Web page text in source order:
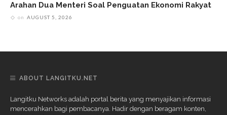
Arahan Dua Menteri Soal Penguatan Ekonomi Rakyat
on AUGUST 5, 2026
ABOUT LANGITKU.NET
Langitku Networks adalah portal berita yang menyajikan informasi
mencerahkan bagi pembacanya. Hadir dengan beragam konten,